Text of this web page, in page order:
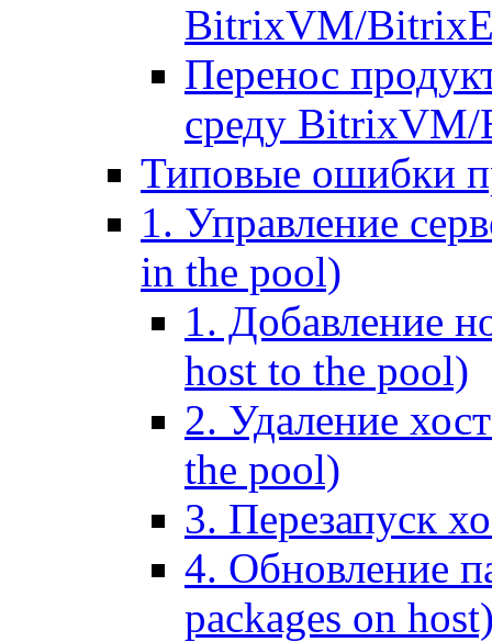
BitrixVM/
Перенос
среду
Типовые ошибки
1. Управление
in the pool)
1. Добавление
host to the pool)
2. Удаление
the pool)
3. Перезапуск
4. Обновление
packages on